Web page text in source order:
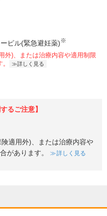
ピル(緊急避妊薬)※
外)、または治療内容や適用制限
詳しく見る
るご注意】
適用外)、または治療内容や
があります。
詳しく見る